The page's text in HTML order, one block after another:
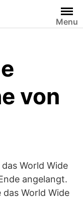
Menu
von
World Wide
angelangt.
World Wide